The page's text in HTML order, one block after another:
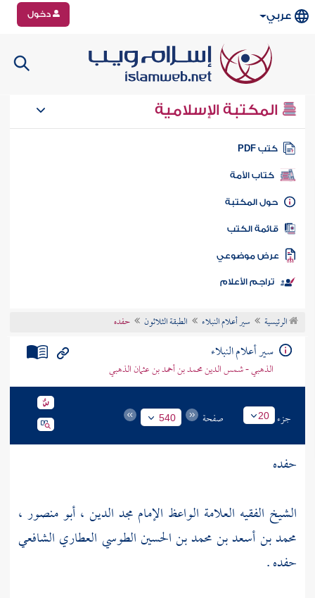
عربي دخول
المكتبة الإسلامية
كتب PDF
كتاب الأمة
المكتبة
الكتب
موضوعي
تراجم الأعلام
الرئيسية سير أعلام النبلاء الطبقة الثلاثون حفده
سير أعلام النبلاء
الذهبي - شمس الدين محمد بن أحمد بن عثمان الذهبي
جزء 20 صفحة 540
حفده
الشيخ الفقيه العلامة الواعظ الإمام مجد الدين ، أبو منصور ،
محمد بن أسعد بن محمد بن الحسين الطوسي العطاري الشافعي
حفده .